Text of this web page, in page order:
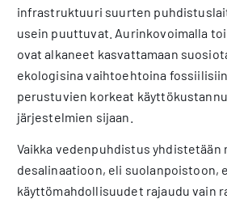
infrastruktuuri suurten
usein puuttuvat. Aurinkovoimalla
ovat alkaneet kasvattamaan
ekologisina vaihtoehtoina
perustuvien korkeat
järjestelmien sijaan.
Vaikka vedenpuhdistus yhdistetään
desalinaatioon, eli suolanpoistoon,
käyttömahdollisuudet rajaudu vain